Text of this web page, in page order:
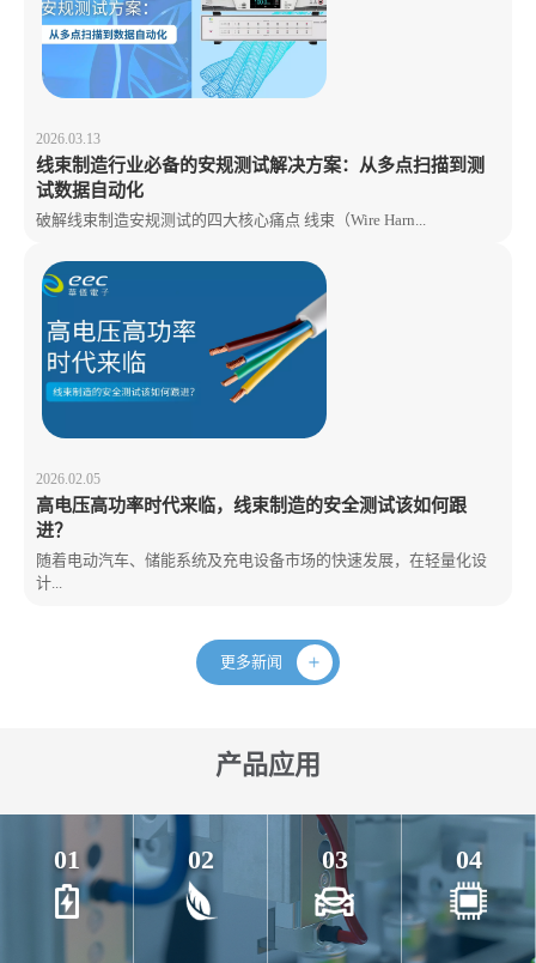
2026.03.13
线束制造行业必备的安规测试解决方案：从多点扫描到测
试数据自动化
破解线束制造安规测试的四大核心痛点 线束（Wire Harn...
2026.02.05
高电压高功率时代来临，线束制造的安全测试该如何跟
进？
随着电动汽车、储能系统及充电设备市场的快速发展，在轻量化设
计...
更多新闻
产品应用
01 02 03 04